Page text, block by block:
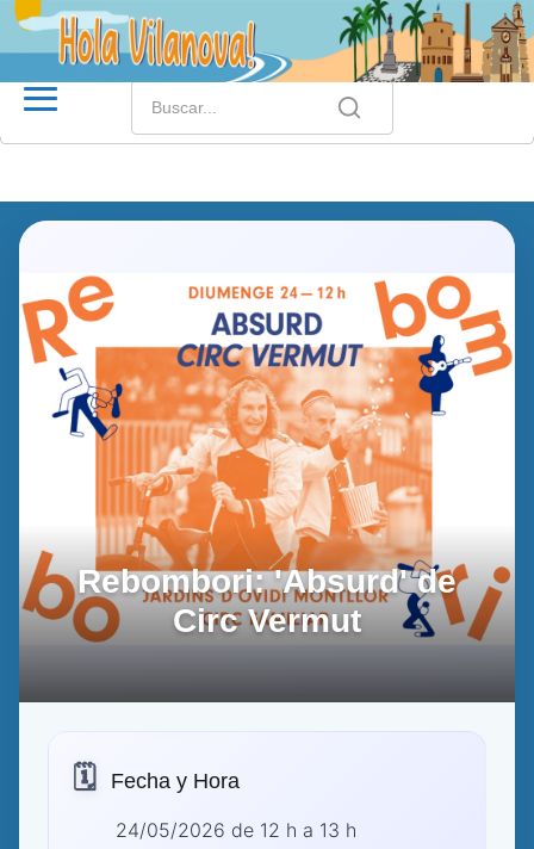
Rebombori: 'Absurd' de
Circ Vermut
🗓️ Fecha y Hora
24/05/2026 de 12 h a 13 h